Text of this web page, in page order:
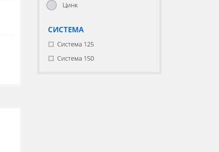
Цинк
СИСТЕМА
Система 125
Система 150